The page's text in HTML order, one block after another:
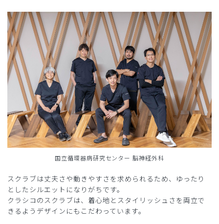
国立循環器病研究センター 脳神経外科
スクラブは丈夫さや動きやすさを求められるため、ゆったり
としたシルエットになりがちです。
クラシコのスクラブは、着心地とスタイリッシュさを両立で
きるようデザインにもこだわっています。